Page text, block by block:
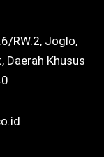
RW.2, Joglo,
Daerah Khusus